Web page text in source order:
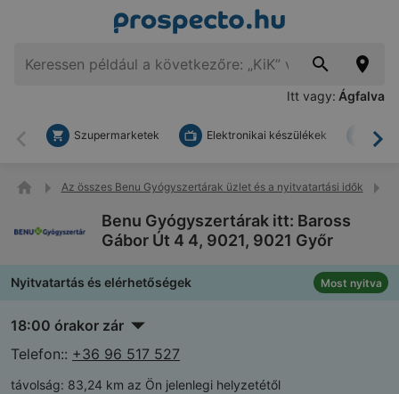
Itt vagy: Ágfalva
Vissza
Szupermarketek Elektronikai készülékek
Az összes Benu Gyógyszertárak üzlet és a nyitvatartási idők
Benu Gyógyszertárak itt: Baross
Gábor Út 4 4, 9021, 9021 Győr
Nyitvatartás és elérhetőségek Most nyitva
18:00 órakor zár
Telefon:: +36 96 517 527
távolság: 83,24 km az Ön jelenlegi helyzetétől